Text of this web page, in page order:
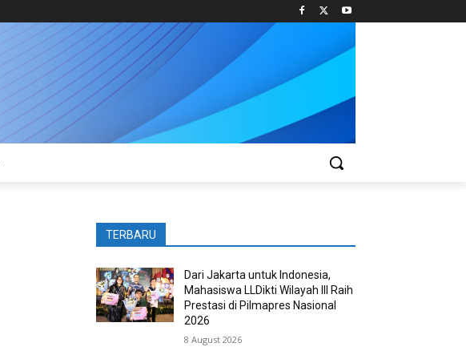
TERBARU
Dari Jakarta untuk Indonesia,
Mahasiswa LLDikti Wilayah III Raih
Prestasi di Pilmapres Nasional
2026
8 August 2026